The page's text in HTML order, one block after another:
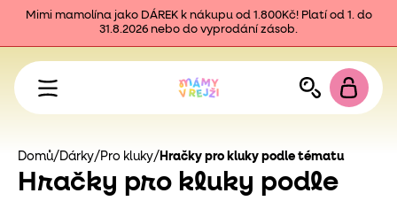
Mimi mamolína jako DÁREK k nákupu od 1.800Kč! Platí od 1. do
31.8.2026 nebo do vyprodání zásob.
Domů/ Dárky/ Pro kluky/ Hračky pro kluky podle tématu
Hračky pro kluky podle